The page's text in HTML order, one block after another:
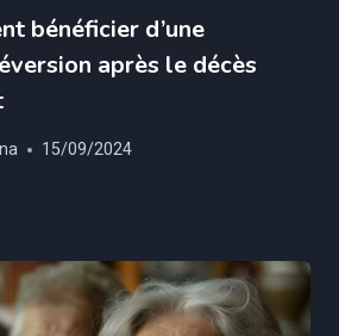
bénéficier d’une
après le décès
15/09/2024